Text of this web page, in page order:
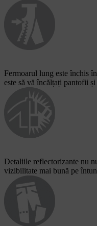
Fermoarul lung este închis
este să vă încălțați pantofii
Detaliile reflectorizante nu
vizibilitate mai bună pe